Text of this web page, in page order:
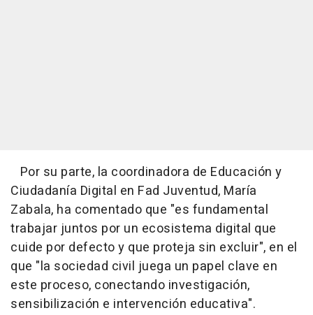
Por su parte, la coordinadora de Educación y
Ciudadanía Digital en Fad Juventud, María
Zabala, ha comentado que "es fundamental
trabajar juntos por un ecosistema digital que
cuide por defecto y que proteja sin excluir", en el
que "la sociedad civil juega un papel clave en
este proceso, conectando investigación,
sensibilización e intervención educativa".